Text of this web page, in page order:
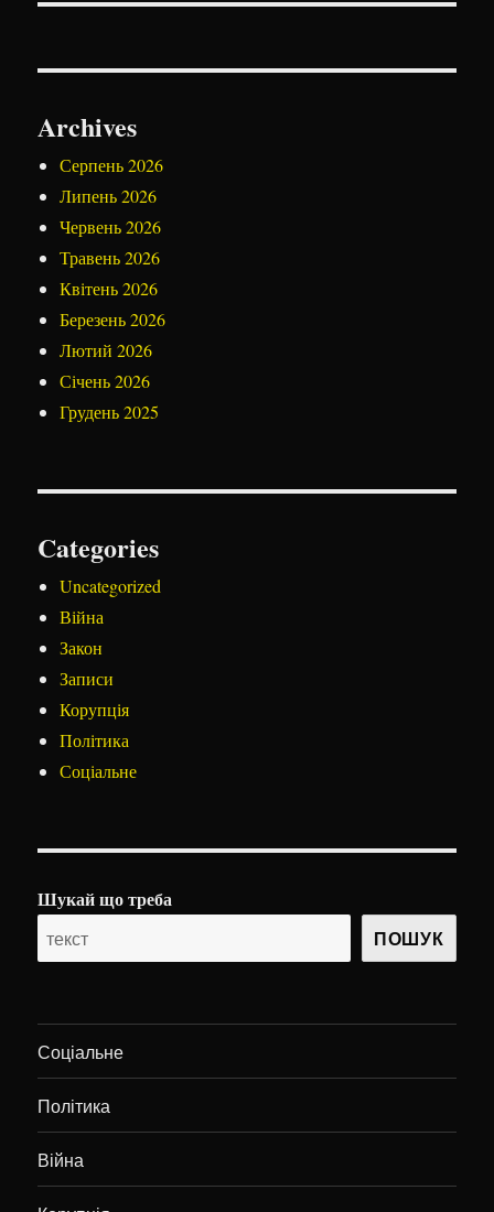
Archives
Серпень 2026
Липень 2026
Червень 2026
Травень 2026
Квітень 2026
Березень 2026
Лютий 2026
Січень 2026
Грудень 2025
Categories
Uncategorized
Війна
Закон
Записи
Корупція
Політика
Соціальне
Шукай що треба
ПОШУК
Соціальне
Політика
Війна